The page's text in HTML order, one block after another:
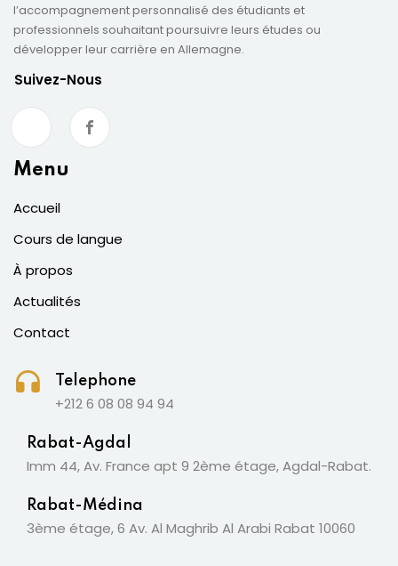
l’accompagnement personnalisé des étudiants et
professionnels souhaitant poursuivre leurs études ou
développer leur carrière en Allemagne.
Suivez-Nous
Menu
Accueil
Cours de langue
À propos
Actualités
Contact
Telephone
+212 6 08 08 94 94
Rabat-Agdal
Imm 44, Av. France apt 9 2ème étage, Agdal-Rabat.
Rabat-Médina
3ème étage, 6 Av. Al Maghrib Al Arabi Rabat 10060